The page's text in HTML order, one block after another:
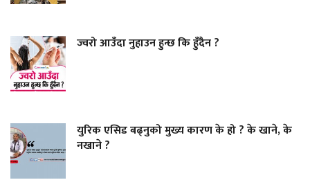
ज्वरो आउँदा नुहाउन हुन्छ कि हुँदैन ?
युरिक एसिड बढ्नुको मुख्य कारण के हो ? के खाने, के
नखाने ?